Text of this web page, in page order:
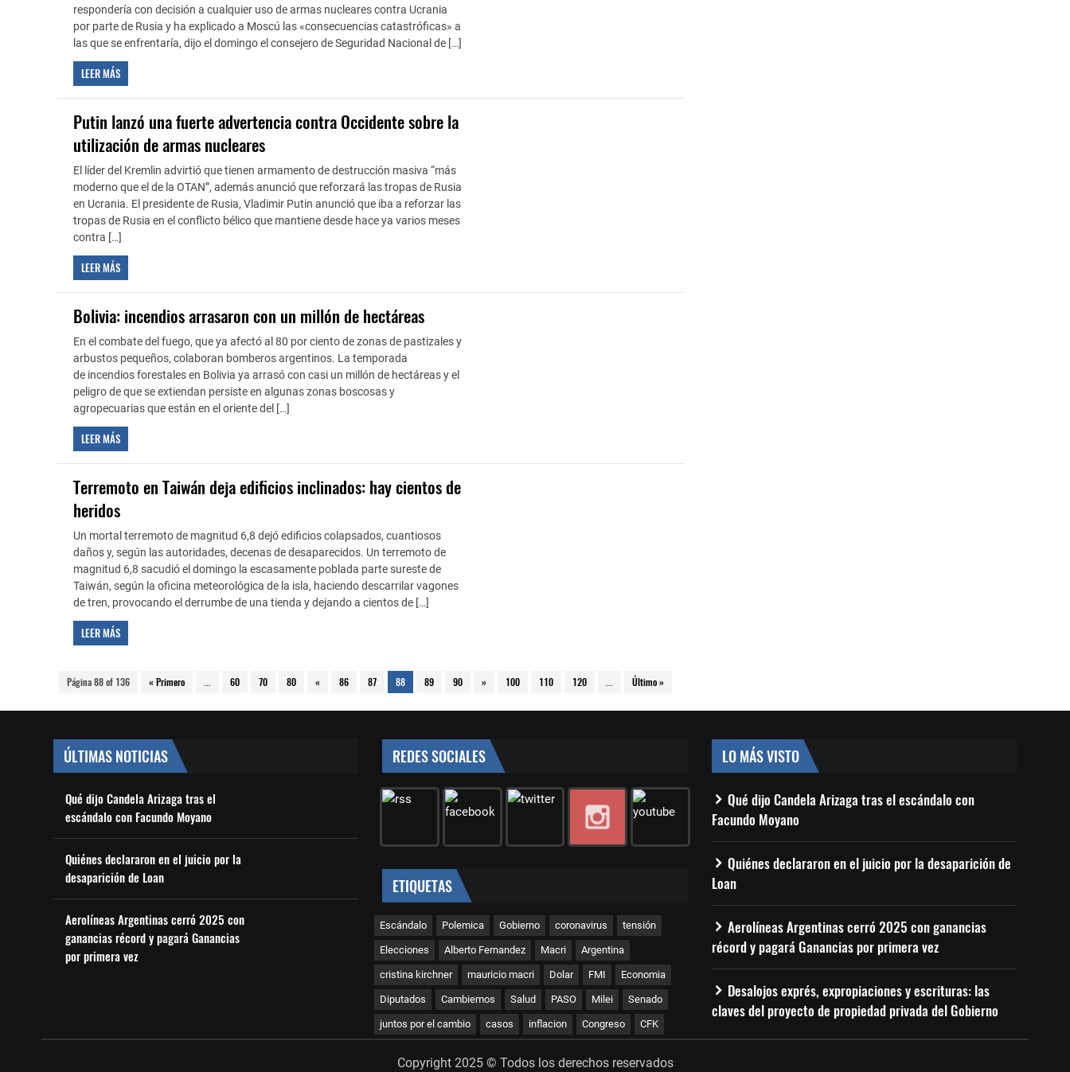
respondería con decisión a cualquier uso de armas nucleares contra Ucrania
por parte de Rusia y ha explicado a Moscú las «consecuencias catastróficas» a
las que se enfrentaría, dijo el domingo el consejero de Seguridad Nacional de […]
LEER MÁS
Putin lanzó una fuerte advertencia contra Occidente sobre la
utilización de armas nucleares
El líder del Kremlin advirtió que tienen armamento de destrucción masiva “más
moderno que el de la OTAN”, además anunció que reforzará las tropas de Rusia
en Ucrania. El presidente de Rusia, Vladimir Putin anunció que iba a reforzar las
tropas de Rusia en el conflicto bélico que mantiene desde hace ya varios meses
contra […]
LEER MÁS
Bolivia: incendios arrasaron con un millón de hectáreas
En el combate del fuego, que ya afectó al 80 por ciento de zonas de pastizales y
arbustos pequeños, colaboran bomberos argentinos. La temporada
de incendios forestales en Bolivia ya arrasó con casi un millón de hectáreas y el
peligro de que se extiendan persiste en algunas zonas boscosas y
agropecuarias que están en el oriente del […]
LEER MÁS
Terremoto en Taiwán deja edificios inclinados: hay cientos de
heridos
Un mortal terremoto de magnitud 6,8 dejó edificios colapsados, cuantiosos
daños y, según las autoridades, decenas de desaparecidos. Un terremoto de
magnitud 6,8 sacudió el domingo la escasamente poblada parte sureste de
Taiwán, según la oficina meteorológica de la isla, haciendo descarrilar vagones
de tren, provocando el derrumbe de una tienda y dejando a cientos de […]
LEER MÁS
Página 88 of 136 « Primero 60 70 80 « 86 87 88 89 90 » 100 110 120 Último »
ÚLTIMAS NOTICIAS
Qué dijo Candela Arizaga tras el
escándalo con Facundo Moyano
Quiénes declararon en el juicio por la
desaparición de Loan
Aerolíneas Argentinas cerró 2025 con
ganancias récord y pagará Ganancias
por primera vez
REDES SOCIALES
ETIQUETAS
Escándalo Polemica Gobierno coronavirus tensión
Elecciones Alberto Fernandez Macri Argentina
cristina kirchner mauricio macri Dolar FMI Economia
Diputados Cambiemos Salud PASO Milei Senado
juntos por el cambio casos inflacion Congreso CFK
LO MÁS VISTO
Qué dijo Candela Arizaga tras el escándalo con
Facundo Moyano
Quiénes declararon en el juicio por la desaparición de
Loan
Aerolíneas Argentinas cerró 2025 con ganancias
récord y pagará Ganancias por primera vez
Desalojos exprés, expropiaciones y escrituras: las
claves del proyecto de propiedad privada del Gobierno
Copyright 2025 © Todos los derechos reservados